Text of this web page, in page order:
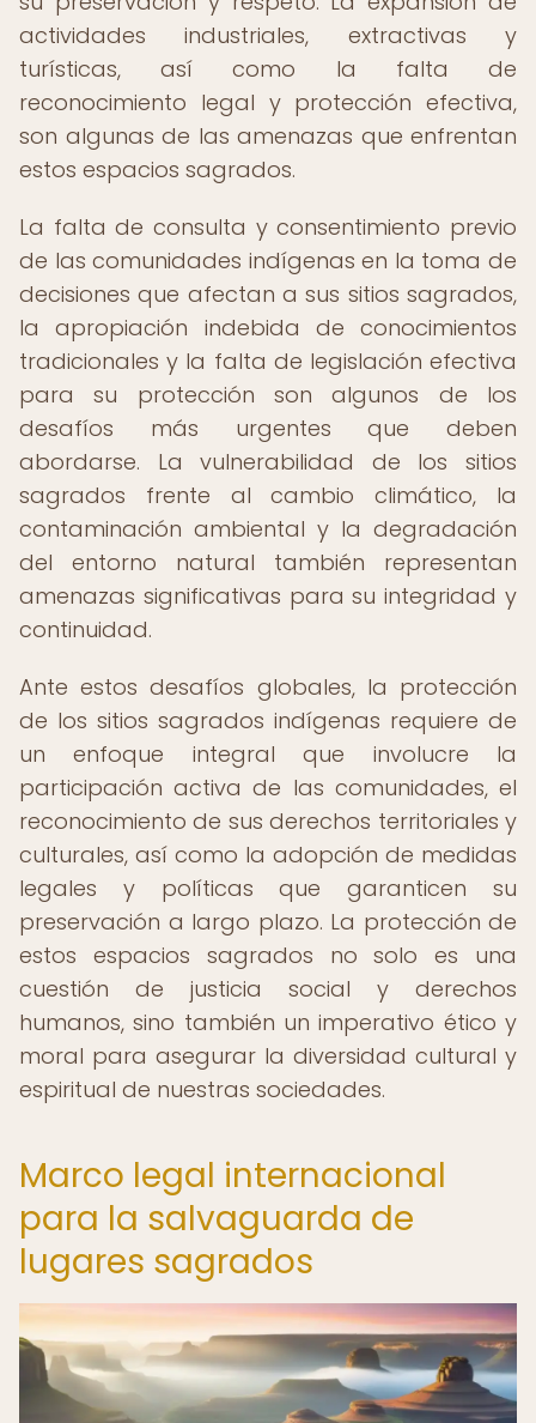
actividades industriales, extractivas y
turísticas, así como la falta de
reconocimiento legal y protección efectiva,
son algunas de las amenazas que enfrentan
estos espacios sagrados.
La falta de consulta y consentimiento previo
de las comunidades indígenas en la toma de
decisiones que afectan a sus sitios sagrados,
la apropiación indebida de conocimientos
tradicionales y la falta de legislación efectiva
para su protección son algunos de los
desafíos más urgentes que deben
abordarse. La vulnerabilidad de los sitios
sagrados frente al cambio climático, la
contaminación ambiental y la degradación
del entorno natural también representan
amenazas significativas para su integridad y
continuidad.
Ante estos desafíos globales, la protección
de los sitios sagrados indígenas requiere de
un enfoque integral que involucre la
participación activa de las comunidades, el
reconocimiento de sus derechos territoriales y
culturales, así como la adopción de medidas
legales y políticas que garanticen su
preservación a largo plazo. La protección de
estos espacios sagrados no solo es una
cuestión de justicia social y derechos
humanos, sino también un imperativo ético y
moral para asegurar la diversidad cultural y
espiritual de nuestras sociedades.
Marco legal internacional
para la salvaguarda de
lugares sagrados